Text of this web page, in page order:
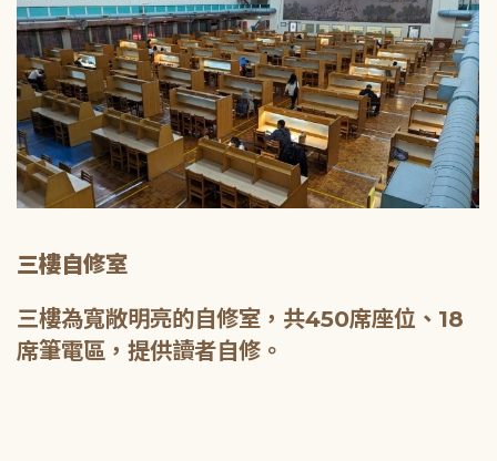
三樓自修室
三樓為寬敞明亮的自修室，共450席座位、18
席筆電區，提供讀者自修。